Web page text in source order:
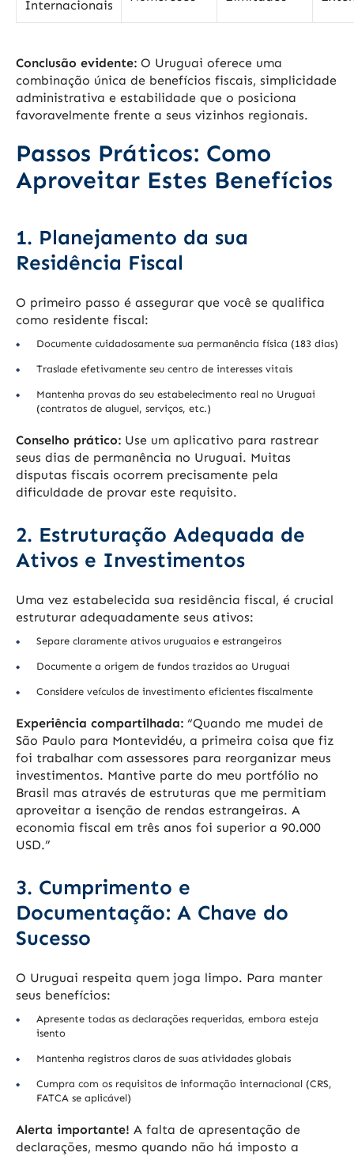
Internacionais
Conclusão evidente: O Uruguai oferece uma
combinação única de benefícios fiscais, simplicidade
administrativa e estabilidade que o posiciona
favoravelmente frente a seus vizinhos regionais.
Passos Práticos: Como
Aproveitar Estes Benefícios
1. Planejamento da sua
Residência Fiscal
O primeiro passo é assegurar que você se qualifica
como residente fiscal:
Documente cuidadosamente sua permanência física (183 dias)
Traslade efetivamente seu centro de interesses vitais
Mantenha provas do seu estabelecimento real no Uruguai
(contratos de aluguel, serviços, etc.)
Conselho prático: Use um aplicativo para rastrear
seus dias de permanência no Uruguai. Muitas
disputas fiscais ocorrem precisamente pela
dificuldade de provar este requisito.
2. Estruturação Adequada de
Ativos e Investimentos
Uma vez estabelecida sua residência fiscal, é crucial
estruturar adequadamente seus ativos:
Separe claramente ativos uruguaios e estrangeiros
Documente a origem de fundos trazidos ao Uruguai
Considere veículos de investimento eficientes fiscalmente
Experiência compartilhada: “Quando me mudei de
São Paulo para Montevidéu, a primeira coisa que fiz
foi trabalhar com assessores para reorganizar meus
investimentos. Mantive parte do meu portfólio no
Brasil mas através de estruturas que me permitiam
aproveitar a isenção de rendas estrangeiras. A
economia fiscal em três anos foi superior a 90.000
USD.”
3. Cumprimento e
Documentação: A Chave do
Sucesso
O Uruguai respeita quem joga limpo. Para manter
seus benefícios:
Apresente todas as declarações requeridas, embora esteja
isento
Mantenha registros claros de suas atividades globais
Cumpra com os requisitos de informação internacional (CRS,
FATCA se aplicável)
Alerta importante! A falta de apresentação de
declarações, mesmo quando não há imposto a